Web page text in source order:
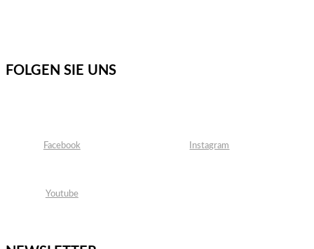
FOLGEN SIE UNS
Facebook Instagram
Youtube